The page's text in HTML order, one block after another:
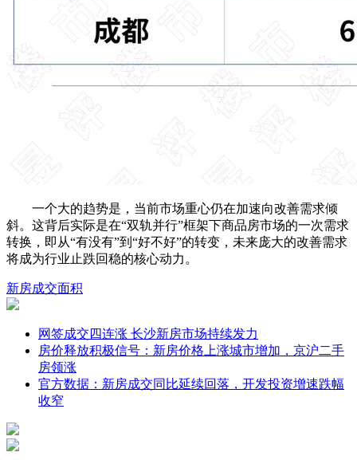
一个大的趋势是，当前市场重心仍在加速向改善需求倾
斜。这背后实际是在“双轨并行”框架下商品房市场的一次需求
转换，即从“有没有”到“好不好”的转变，未来庞大的改善需求
将成为行业止跌回稳的核心动力。
新房成交面积
网签成交四连涨 长沙新房市场持续发力
房价释放积极信号：新房价格上涨城市增加，京沪二手
房领涨
官方数据：新房成交同比延续回落，开发投资增速跌幅
收窄